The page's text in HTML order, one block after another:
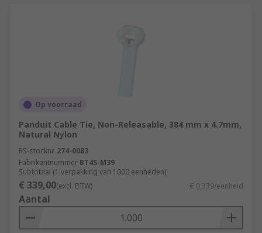
Op voorraad
Panduit Cable Tie, Non-Releasable, 384 mm x 4.7mm,
Natural Nylon
RS-stocknr. 274-0083
Fabrikantnummer BT4S-M39
Subtotaal (1 verpakking van 1000 eenheden)
€ 339,00(excl. BTW) € 0,339/eenheid
Aantal